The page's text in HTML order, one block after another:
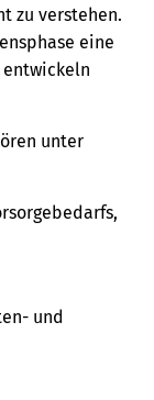
zu verstehen.
eine
unter
und